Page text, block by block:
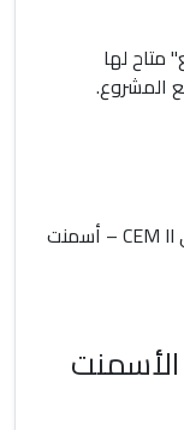
متاح لها
المشروع.
أسمنت بورتلاندي CEM I – أسمنت بوزلاني CEM II – أسمنت